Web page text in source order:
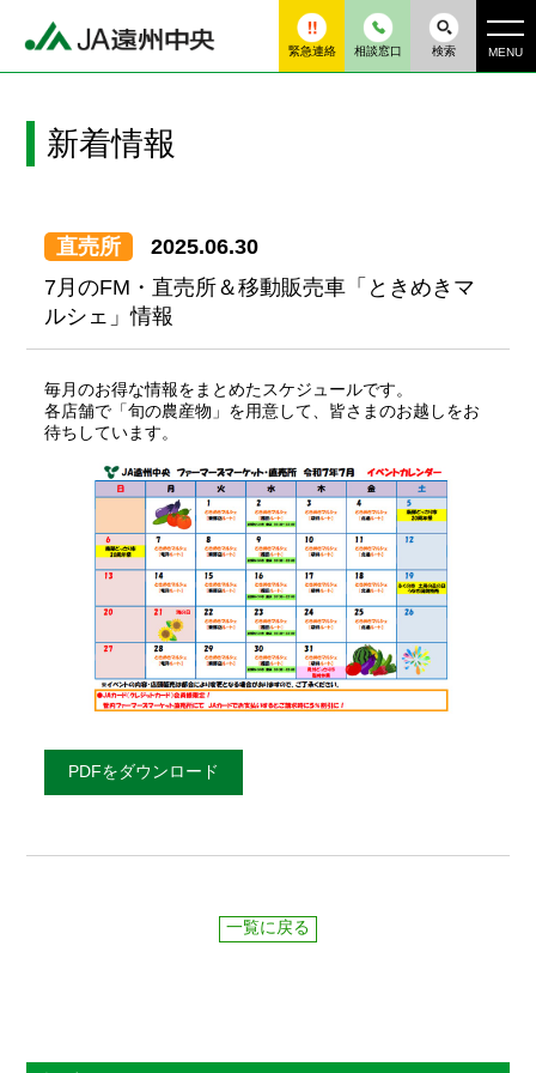
緊急連絡 相談窓口 検索 MENU
新着情報
直売所
2025.06.30
7月のFM・直売所＆移動販売車「ときめきマ
ルシェ」情報
毎月のお得な情報をまとめたスケジュールです。
各店舗で「旬の農産物」を用意して、皆さまのお越しをお
待ちしています。
PDFをダウンロード
一覧に戻る